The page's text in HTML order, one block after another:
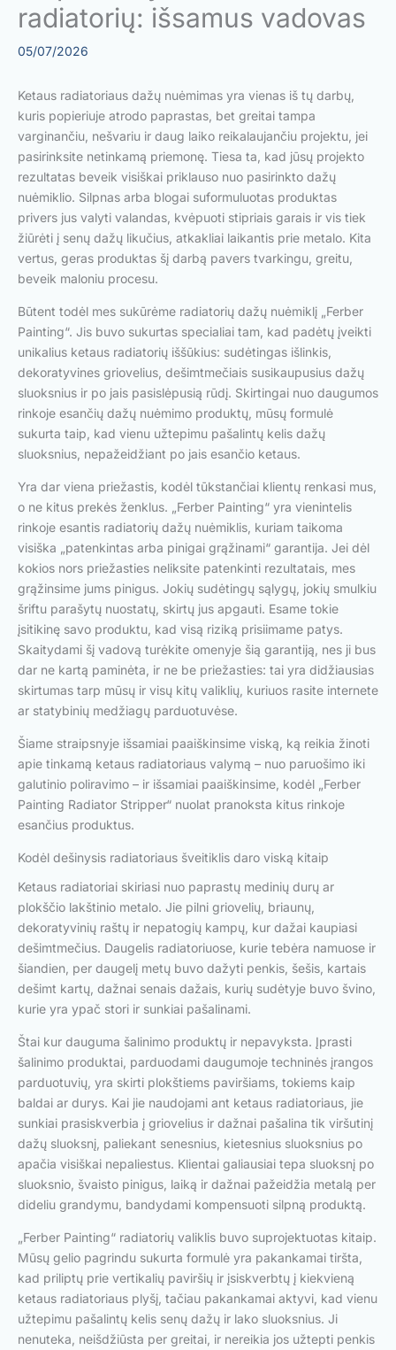
radiatorių: išsamus vadovas
05/07/2026
Ketaus radiatoriaus dažų nuėmimas yra vienas iš tų darbų,
kuris popieriuje atrodo paprastas, bet greitai tampa
varginančiu, nešvariu ir daug laiko reikalaujančiu projektu, jei
pasirinksite netinkamą priemonę. Tiesa ta, kad jūsų projekto
rezultatas beveik visiškai priklauso nuo pasirinkto dažų
nuėmiklio. Silpnas arba blogai suformuluotas produktas
privers jus valyti valandas, kvėpuoti stipriais garais ir vis tiek
žiūrėti į senų dažų likučius, atkakliai laikantis prie metalo. Kita
vertus, geras produktas šį darbą pavers tvarkingu, greitu,
beveik maloniu procesu.
Būtent todėl mes sukūrėme radiatorių dažų nuėmiklį „Ferber
Painting“. Jis buvo sukurtas specialiai tam, kad padėtų įveikti
unikalius ketaus radiatorių iššūkius: sudėtingas išlinkis,
dekoratyvines griovelius, dešimtmečiais susikaupusius dažų
sluoksnius ir po jais pasislėpusią rūdį. Skirtingai nuo daugumos
rinkoje esančių dažų nuėmimo produktų, mūsų formulė
sukurta taip, kad vienu užtepimu pašalintų kelis dažų
sluoksnius, nepažeidžiant po jais esančio ketaus.
Yra dar viena priežastis, kodėl tūkstančiai klientų renkasi mus,
o ne kitus prekės ženklus. „Ferber Painting“ yra vienintelis
rinkoje esantis radiatorių dažų nuėmiklis, kuriam taikoma
visiška „patenkintas arba pinigai grąžinami“ garantija. Jei dėl
kokios nors priežasties neliksite patenkinti rezultatais, mes
grąžinsime jums pinigus. Jokių sudėtingų sąlygų, jokių smulkiu
šriftu parašytų nuostatų, skirtų jus apgauti. Esame tokie
įsitikinę savo produktu, kad visą riziką prisiimame patys.
Skaitydami šį vadovą turėkite omenyje šią garantiją, nes ji bus
dar ne kartą paminėta, ir ne be priežasties: tai yra didžiausias
skirtumas tarp mūsų ir visų kitų valiklių, kuriuos rasite internete
ar statybinių medžiagų parduotuvėse.
Šiame straipsnyje išsamiai paaiškinsime viską, ką reikia žinoti
apie tinkamą ketaus radiatoriaus valymą – nuo paruošimo iki
galutinio poliravimo – ir išsamiai paaiškinsime, kodėl „Ferber
Painting Radiator Stripper“ nuolat pranoksta kitus rinkoje
esančius produktus.
Kodėl dešinysis radiatoriaus šveitiklis daro viską kitaip
Ketaus radiatoriai skiriasi nuo paprastų medinių durų ar
plokščio lakštinio metalo. Jie pilni griovelių, briaunų,
dekoratyvinių raštų ir nepatogių kampų, kur dažai kaupiasi
dešimtmečius. Daugelis radiatoriuose, kurie tebėra namuose ir
šiandien, per daugelį metų buvo dažyti penkis, šešis, kartais
dešimt kartų, dažnai senais dažais, kurių sudėtyje buvo švino,
kurie yra ypač stori ir sunkiai pašalinami.
Štai kur dauguma šalinimo produktų ir nepavyksta. Įprasti
šalinimo produktai, parduodami daugumoje techninės įrangos
parduotuvių, yra skirti plokštiems paviršiams, tokiems kaip
baldai ar durys. Kai jie naudojami ant ketaus radiatoriaus, jie
sunkiai prasiskverbia į griovelius ir dažnai pašalina tik viršutinį
dažų sluoksnį, paliekant senesnius, kietesnius sluoksnius po
apačia visiškai nepaliestus. Klientai galiausiai tepa sluoksnį po
sluoksnio, švaisto pinigus, laiką ir dažnai pažeidžia metalą per
dideliu grandymu, bandydami kompensuoti silpną produktą.
„Ferber Painting“ radiatorių valiklis buvo suprojektuotas kitaip.
Mūsų gelio pagrindu sukurta formulė yra pakankamai tiršta,
kad priliptų prie vertikalių paviršių ir įsiskverbtų į kiekvieną
ketaus radiatoriaus plyšį, tačiau pakankamai aktyvi, kad vienu
užtepimu pašalintų kelis senų dažų ir lako sluoksnius. Ji
nenuteka, neišdžiūsta per greitai, ir nereikia jos užtepti penkis